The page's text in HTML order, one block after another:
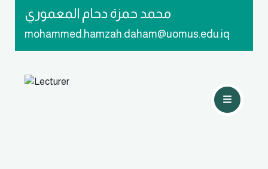
محمد حمزة دحام المعموري
mohammed.hamzah.daham@uomus.edu.iq